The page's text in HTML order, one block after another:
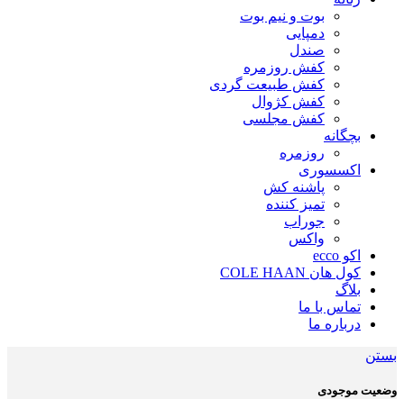
بوت و نیم بوت
دمپایی
صندل
کفش روزمره
کفش طبیعت گردی
کفش کژوال
کفش مجلسی
بچگانه
روزمره
اکسسوری
پاشنه کش
تمیز کننده
جوراب
واکس
اکو ecco
کول هان COLE HAAN
بلاگ
تماس با ما
درباره ما
بستن
وضعیت موجودی